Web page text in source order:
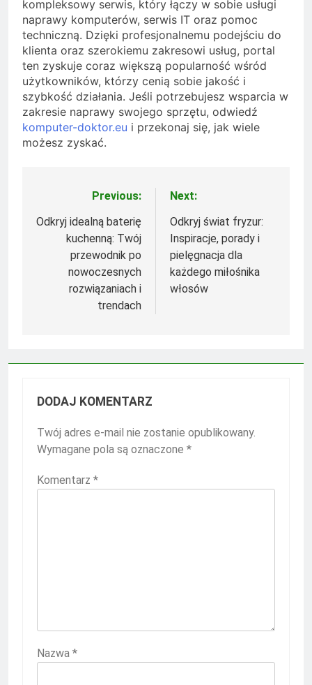
kompleksowy serwis, który łączy w sobie usługi
naprawy komputerów, serwis IT oraz pomoc
techniczną. Dzięki profesjonalnemu podejściu do
klienta oraz szerokiemu zakresowi usług, portal
ten zyskuje coraz większą popularność wśród
użytkowników, którzy cenią sobie jakość i
szybkość działania. Jeśli potrzebujesz wsparcia w
zakresie naprawy swojego sprzętu, odwiedź
komputer-doktor.eu i przekonaj się, jak wiele
możesz zyskać.
Nawigacja
wpisu
Previous:
Odkryj idealną baterię
kuchenną: Twój
przewodnik po
nowoczesnych
rozwiązaniach i
trendach
Next:
Odkryj świat fryzur:
Inspiracje, porady i
pielęgnacja dla
każdego miłośnika
włosów
DODAJ KOMENTARZ
Twój adres e-mail nie zostanie opublikowany.
Wymagane pola są oznaczone *
Komentarz *
Nazwa *